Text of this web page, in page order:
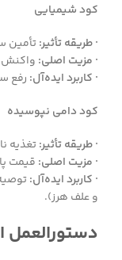
کود شیمیایی
· طریقه تأثیر:تأمین
· مزیت اصلی: واکنش
· کاربرد ایده‌آل: رفع
کود دامی نپوسیده
· طریقه تأثیر:تغذیه
· مزیت اصلی: قیمت
· کاربرد ایده‌آل:
و علف هرز).